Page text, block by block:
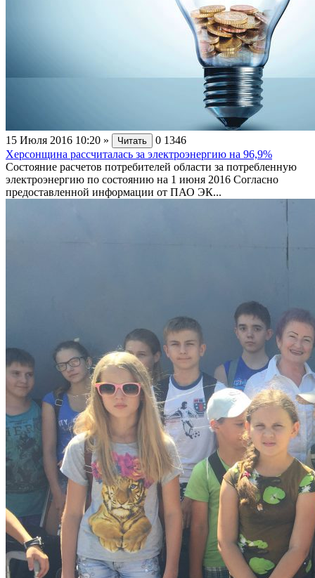
15 Июля 2016 10:20 » Читать 0 1346
Херсонщина рассчиталась за электроэнергию на 96,9%
Состояние расчетов потребителей области за потребленную
электроэнергию по состоянию на 1 июня 2016 Согласно
предоставленной информации от ПАО ЭК...